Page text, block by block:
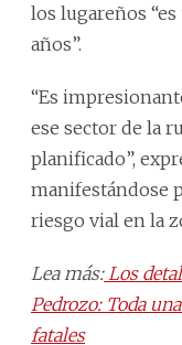
los lugareños
años”.
“Es
ese sector de la
planificado”,
manifestándose
riesgo vial en la
Lea más:Los
Pedrozo: Toda
fatales